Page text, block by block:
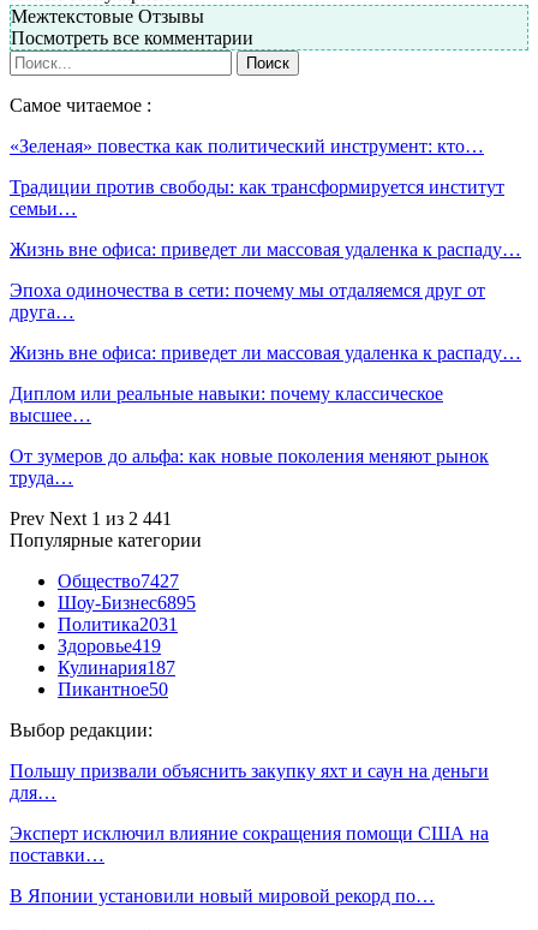
Межтекстовые Отзывы
Посмотреть все комментарии
Самое читаемое :
«Зеленая» повестка как политический инструмент: кто…
Традиции против свободы: как трансформируется институт
семьи…
Жизнь вне офиса: приведет ли массовая удаленка к распаду…
Эпоха одиночества в сети: почему мы отдаляемся друг от
друга…
Жизнь вне офиса: приведет ли массовая удаленка к распаду…
Диплом или реальные навыки: почему классическое
высшее…
От зумеров до альфа: как новые поколения меняют рынок
труда…
Prev Next 1 из 2 441
Популярные категории
Общество7427
Шоу-Бизнес6895
Политика2031
Здоровье419
Кулинария187
Пикантное50
Выбор редакции:
Польшу призвали объяснить закупку яхт и саун на деньги
для…
Эксперт исключил влияние сокращения помощи США на
поставки…
В Японии установили новый мировой рекорд по…